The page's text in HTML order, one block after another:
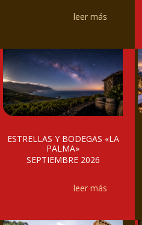
leer más
ESTRELLAS Y BODEGAS «LA
PALMA»
SEPTIEMBRE 2026
leer más